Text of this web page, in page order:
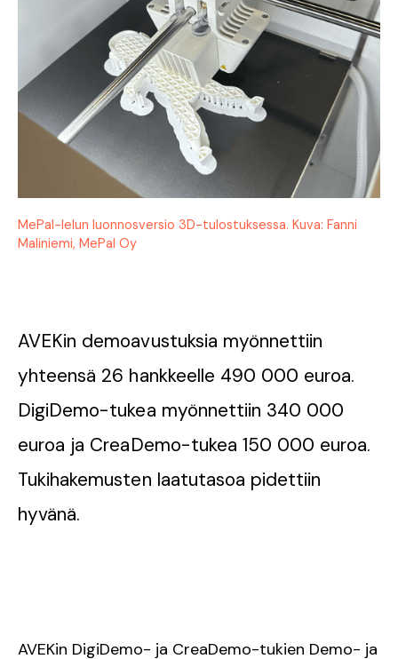
MePal-lelun luonnosversio 3D-tulostuksessa. Kuva: Fanni
Maliniemi, MePal Oy
AVEKin demoavustuksia myönnettiin
yhteensä 26 hankkeelle 490 000 euroa.
DigiDemo-tukea myönnettiin 340 000
euroa ja CreaDemo-tukea 150 000 euroa.
Tukihakemusten laatutasoa pidettiin
hyvänä.
AVEKin DigiDemo- ja CreaDemo-tukien Demo- ja